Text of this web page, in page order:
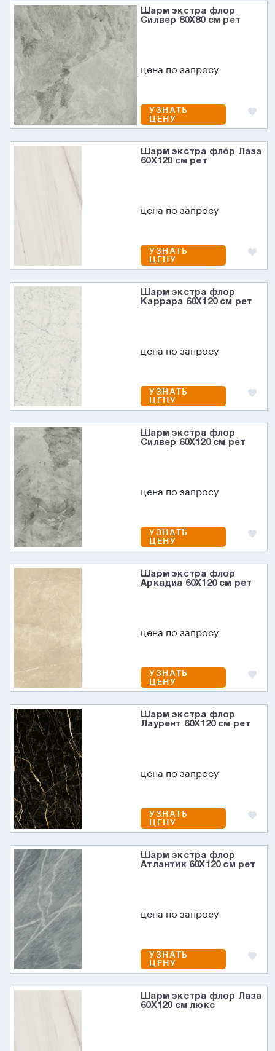
Шарм экстра флор
Силвер 80X80 см рет
цена по запросу
УЗНАТЬ
ЦЕНУ
Шарм экстра флор Лаза
60X120 см рет
цена по запросу
УЗНАТЬ
ЦЕНУ
Шарм экстра флор
Каррара 60X120 см рет
цена по запросу
УЗНАТЬ
ЦЕНУ
Шарм экстра флор
Силвер 60X120 см рет
цена по запросу
УЗНАТЬ
ЦЕНУ
Шарм экстра флор
Аркадиа 60X120 см рет
цена по запросу
УЗНАТЬ
ЦЕНУ
Шарм экстра флор
Лаурент 60X120 см рет
цена по запросу
УЗНАТЬ
ЦЕНУ
Шарм экстра флор
Атлантик 60X120 см рет
цена по запросу
УЗНАТЬ
ЦЕНУ
Шарм экстра флор Лаза
60X120 см люкс